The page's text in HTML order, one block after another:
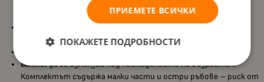
обеци, 3 златни закопчалки, 1 сребърна закопчалка и
илюстрирани инструкции;
насърчава вниманието към детайла и чувството за стил;
Важно:да се използва под наблюдението на възрастен.
Комплектът съдържа малки части и остри ръбове – риск от
ПРИЕМЕТЕ ВСИЧКИ
ПОКАЖЕТЕ ПОДРОБНОСТИ